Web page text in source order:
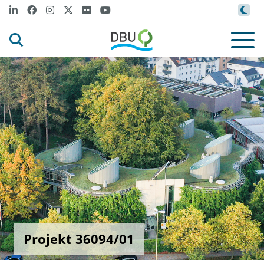
Projekt 36094/01